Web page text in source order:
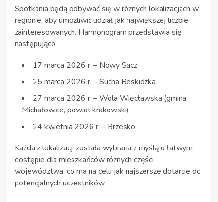
Spotkania będą odbywać się w różnych lokalizacjach w
regionie, aby umożliwić udział jak największej liczbie
zainteresowanych. Harmonogram przedstawia się
następująco:
17 marca 2026 r. – Nowy Sącz
25 marca 2026 r. – Sucha Beskidzka
27 marca 2026 r. – Wola Więcławska (gmina
Michałowice, powiat krakowski)
24 kwietnia 2026 r. – Brzesko
Każda z lokalizacji została wybrana z myślą o łatwym
dostępie dla mieszkańców różnych części
województwa, co ma na celu jak najszersze dotarcie do
potencjalnych uczestników.